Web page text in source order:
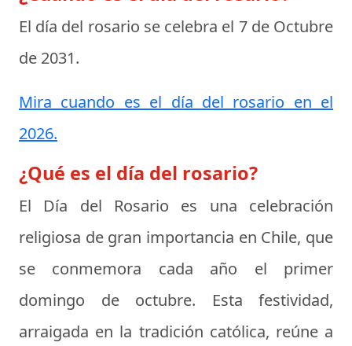
El día del rosario se celebra el 7 de Octubre
de 2031.
Mira cuando es el día del rosario en el
2026.
¿Qué es el día del rosario?
El Día del Rosario es una celebración
religiosa de gran importancia en Chile, que
se conmemora cada año el primer
domingo de octubre. Esta festividad,
arraigada en la tradición católica, reúne a